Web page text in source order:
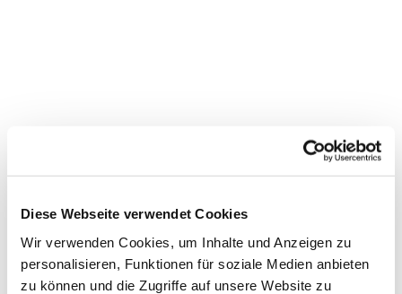
Diese Webseite verwendet Cookies
Wir verwenden Cookies, um Inhalte und Anzeigen zu
personalisieren, Funktionen für soziale Medien anbieten
zu können und die Zugriffe auf unsere Website zu
Dies könnte Sie auch
interessieren